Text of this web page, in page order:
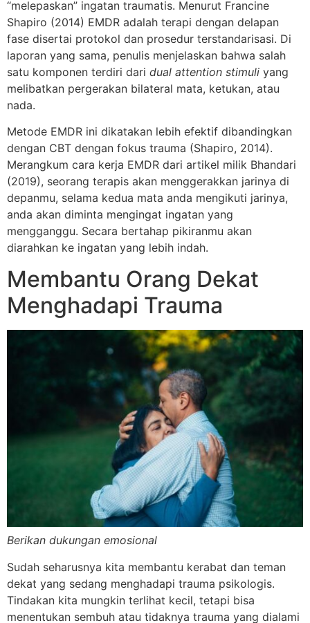
“melepaskan” ingatan traumatis. Menurut Francine
Shapiro (2014) EMDR adalah terapi dengan delapan
fase disertai protokol dan prosedur terstandarisasi. Di
laporan yang sama, penulis menjelaskan bahwa salah
satu komponen terdiri dari dual attention stimuli yang
melibatkan pergerakan bilateral mata, ketukan, atau
nada.
Metode EMDR ini dikatakan lebih efektif dibandingkan
dengan CBT dengan fokus trauma (Shapiro, 2014).
Merangkum cara kerja EMDR dari artikel milik Bhandari
(2019), seorang terapis akan menggerakkan jarinya di
depanmu, selama kedua mata anda mengikuti jarinya,
anda akan diminta mengingat ingatan yang
mengganggu. Secara bertahap pikiranmu akan
diarahkan ke ingatan yang lebih indah.
Membantu Orang Dekat
Menghadapi Trauma
Berikan dukungan emosional
Sudah seharusnya kita membantu kerabat dan teman
dekat yang sedang menghadapi trauma psikologis.
Tindakan kita mungkin terlihat kecil, tetapi bisa
menentukan sembuh atau tidaknya trauma yang dialami